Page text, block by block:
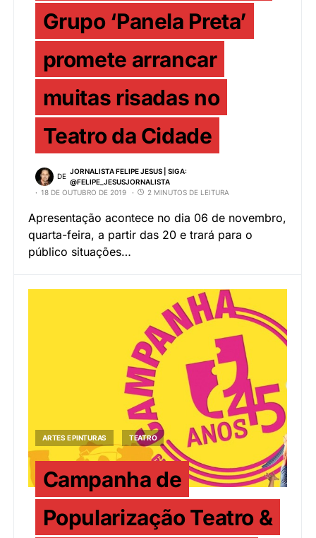
Grupo ‘Panela Preta’
promete arrancar
muitas risadas no
Teatro da Cidade
DE
JORNALISTA FELIPE JESUS | SIGA:
@FELIPE_JESUSJORNALISTA
18 DE OUTUBRO DE 2019
2 MINUTOS DE LEITURA
Apresentação acontece no dia 06 de novembro,
quarta-feira, a partir das 20 e trará para o
público situações…
ARTES E PINTURAS TEATRO
Campanha de
Popularização Teatro &